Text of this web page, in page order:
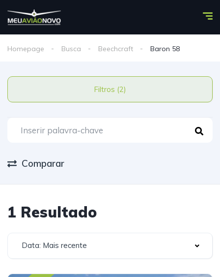
Homepage Busca Beechcraft Baron 58
Filtros (2)
Comparar
1 Resultado
Data: Mais recente